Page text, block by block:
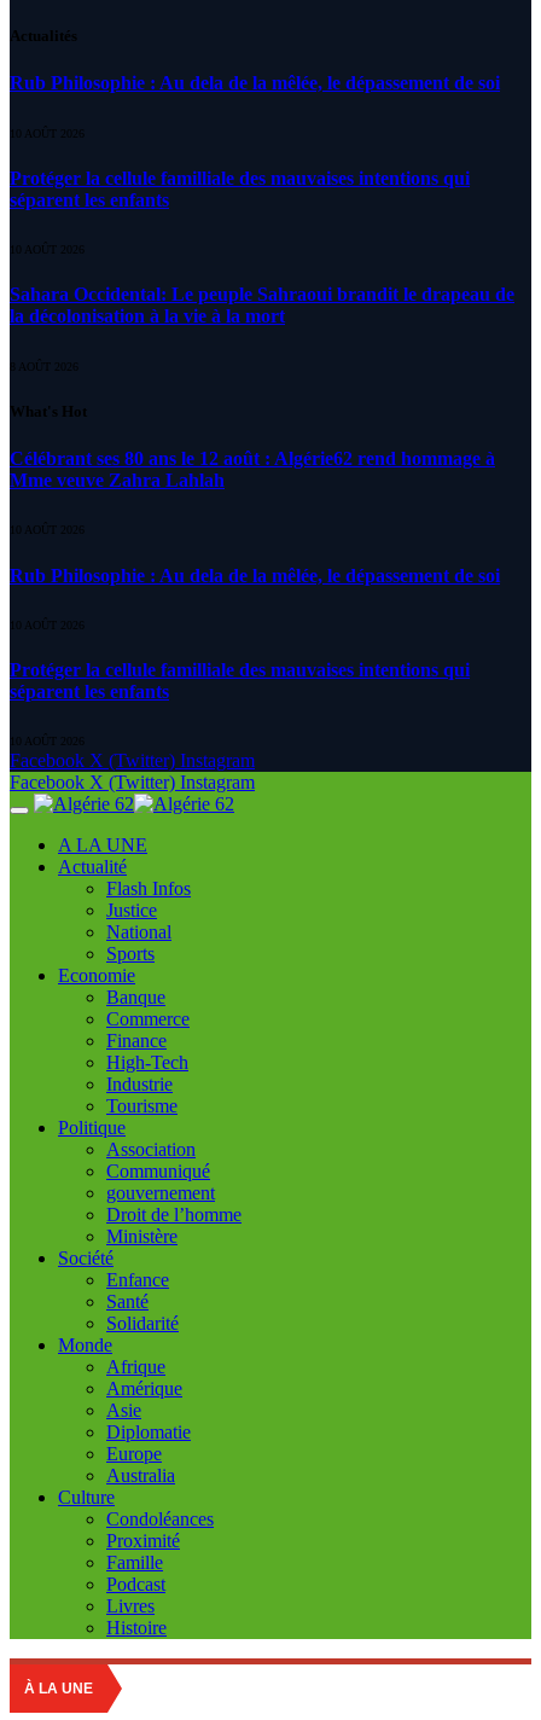
Actualités
Rub Philosophie : Au dela de la mêlée, le dépassement de soi
10 AOÛT 2026
Protéger la cellule familliale des mauvaises intentions qui
séparent les enfants
10 AOÛT 2026
Sahara Occidental: Le peuple Sahraoui brandit le drapeau de
la décolonisation à la vie à la mort
8 AOÛT 2026
What's Hot
Célébrant ses 80 ans le 12 août : Algérie62 rend hommage à
Mme veuve Zahra Lahlah
10 AOÛT 2026
Rub Philosophie : Au dela de la mêlée, le dépassement de soi
10 AOÛT 2026
Protéger la cellule familliale des mauvaises intentions qui
séparent les enfants
10 AOÛT 2026
Facebook X (Twitter) Instagram
Facebook X (Twitter) Instagram
A LA UNE
Actualité
Flash Infos
Justice
National
Sports
Economie
Banque
Commerce
Finance
High-Tech
Industrie
Tourisme
Politique
Association
Communiqué
gouvernement
Droit de l’homme
Ministère
Société
Enfance
Santé
Solidarité
Monde
Afrique
Amérique
Asie
Diplomatie
Europe
Australia
Culture
Condoléances
Proximité
Famille
Podcast
Livres
Histoire
À LA UNE